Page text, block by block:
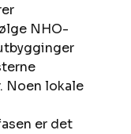
NHO-
Noen lokale
er det